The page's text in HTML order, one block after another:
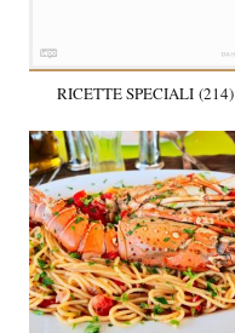
RICETTE SPECIALI (214)